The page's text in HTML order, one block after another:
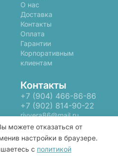
О нас
Доставка
Контакты
Оплата
Гарантии
Корпоративным
клиентам
Контакты
+7 (904) 466-86-86
+7 (902) 814-90-22
rivyera86@mail.ru
можете отказаться от
настройки в браузере.
с политикой